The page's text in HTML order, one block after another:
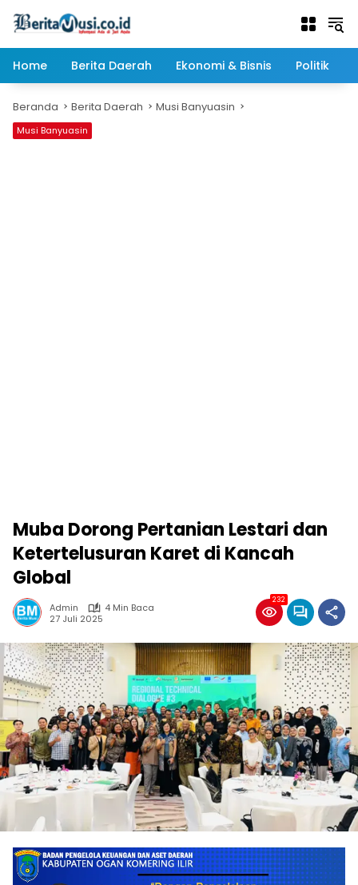
Home
Berita Daerah Ekonomi & Bisnis Politik
Beranda Berita Daerah Musi Banyuasin
Musi Banyuasin
Muba Dorong Pertanian Lestari dan
Ketertelusuran Karet di Kancah
Global
Admin
4 Min Baca
27 Juli 2025
232